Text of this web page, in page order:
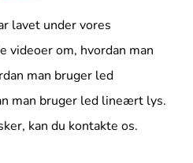
lavet under vores
videoer om, hvordan man
man bruger led
man bruger led lineært lys.
kan du kontakte os.